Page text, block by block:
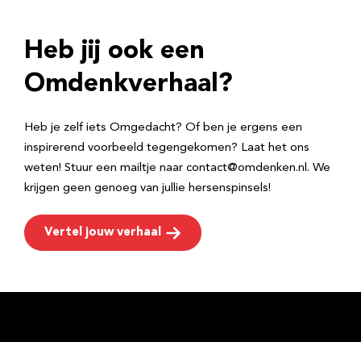
r
e
Heb jij ook een
Omdenkverhaal?
Heb je zelf iets Omgedacht? Of ben je ergens een
inspirerend voorbeeld tegengekomen? Laat het ons
weten! Stuur een mailtje naar contact@omdenken.nl. We
krijgen geen genoeg van jullie hersenspinsels!
Vertel jouw verhaal